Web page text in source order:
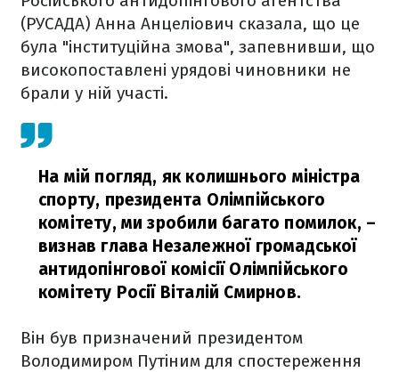
(РУСАДА) Анна Анцеліович сказала, що це
була "інституційна змова", запевнивши, що
високопоставлені урядові чиновники не
брали у ній участі.
На мій погляд, як колишнього міністра
спорту, президента Олімпійського
комітету, ми зробили багато помилок, –
визнав глава Незалежної громадської
антидопінгової комісії Олімпійського
комітету Росії Віталій Смирнов.
Він був призначений президентом
Володимиром Путіним для спостереження